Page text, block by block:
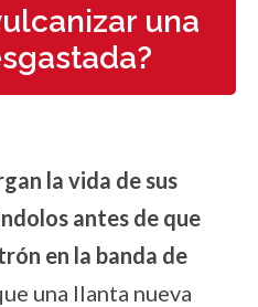
una
la vida de sus
antes de que
en la banda de
una llanta nueva